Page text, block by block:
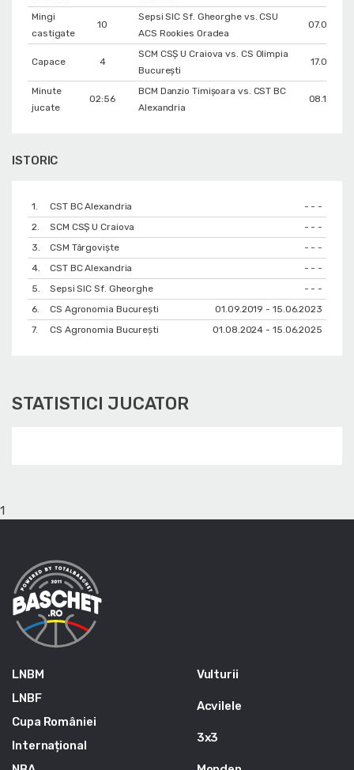
Mingi
castigate
10
Sepsi SIC Sf. Gheorghe vs. CSU
ACS Rookies Oradea
Capace 4
SCM CSŞ U Craiova vs. CS Olimpia
București
17.04.2011
Minute
jucate
02:56
BCM Danzio Timișoara vs. CST BC
Alexandria
ISTORIC
1. CST BC Alexandria
- - -
2.
SCM CSŞ U Craiova
- - -
3.
CSM Târgoviște
- - -
4.
CST BC Alexandria
- - -
5.
Sepsi SIC Sf. Gheorghe
- - -
6.
CS Agronomia București
01.09.2019 - 15.06.2023
7.
CS Agronomia București 01.08.2024 - 15.06.2025
STATISTICI JUCATOR
1
LNBM
LNBF
Cupa României
Internațional
Vulturii
Acvilele
3x3